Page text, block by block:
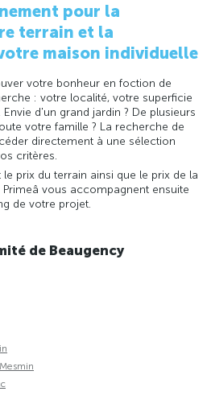
pour la
terrain et la
maison individuelle
votre bonheur en foction de
: votre localité, votre superficie
d'un grand jardin ? De plusieurs
votre famille ? La recherche de
directement à une sélection
critères.
prix du terrain ainsi que le prix de la
vous accompagnent ensuite
de votre projet.
de Beaugency